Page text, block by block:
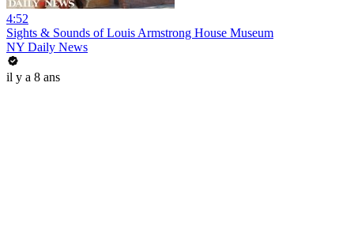
4:52
Sights & Sounds of Louis Armstrong House Museum
NY Daily News
il y a 8 ans